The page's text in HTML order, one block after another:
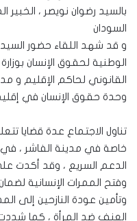
بالسيد رضوان نويصر ،
السودان
و قد شهد اللقاء حضور
الوطنية لحقوق الإنسان
القانوني لحاكم الإقليم و
وحدة حقوق الإنسان في
تناول الاجتماع عدة قضايا
خاصة في مدينة الفاشر ،
الدعم السريع ، وقد أكدت
وفتح الممرات الإنسانية
وتأمين عودة النازحين إلى
العنف ضد المرأة ، كما